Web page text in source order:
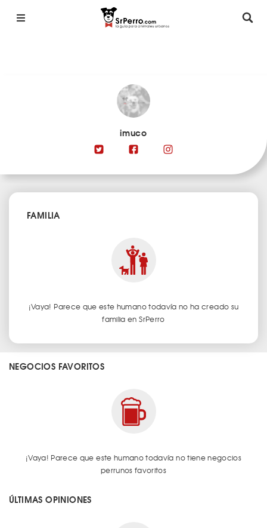
imuco
FAMILIA
¡Vaya! Parece que este humano todavía no ha creado su
familia en SrPerro
NEGOCIOS FAVORITOS
¡Vaya! Parece que este humano todavía no tiene negocios
perrunos favoritos
ÚLTIMAS OPINIONES